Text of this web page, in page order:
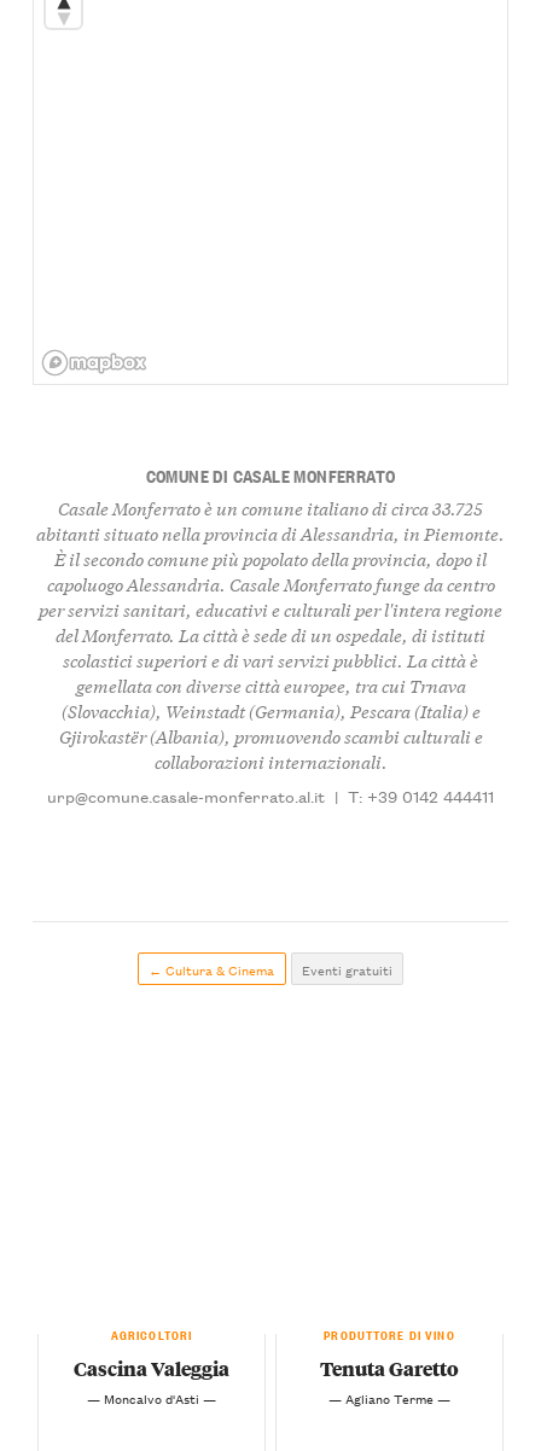
COMUNE DI CASALE MONFERRATO
Casale Monferrato è un comune italiano di circa 33.725
abitanti situato nella provincia di Alessandria, in Piemonte.
È il secondo comune più popolato della provincia, dopo il
capoluogo Alessandria. Casale Monferrato funge da centro
per servizi sanitari, educativi e culturali per l'intera regione
del Monferrato. La città è sede di un ospedale, di istituti
scolastici superiori e di vari servizi pubblici. La città è
gemellata con diverse città europee, tra cui Trnava
(Slovacchia), Weinstadt (Germania), Pescara (Italia) e
Gjirokastër (Albania), promuovendo scambi culturali e
collaborazioni internazionali.
urp@comune.casale-monferrato.al.it | T: +39 0142 444411
← Cultura & Cinema Eventi gratuiti
AGRICOLTORI
Cascina Valeggia
— Moncalvo d'Asti —
PRODUTTORE DI VINO
Tenuta Garetto
— Agliano Terme —